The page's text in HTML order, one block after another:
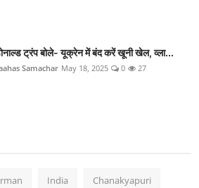
ट्रंप बोले- यूक्रेन में बंद करें खूनी खेल, व्ला...
Samachar May 18, 2025 0 27
India Chanakyapuri